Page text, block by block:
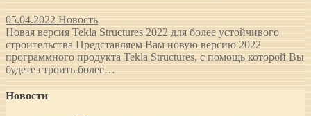
05.04.2022 Новость
Новая версия Tekla Structures 2022 для более устойчивого
строительства Представляем Вам новую версию 2022
программного продукта Tekla Structures, с помощь которой Вы
будете строить более…
Новости